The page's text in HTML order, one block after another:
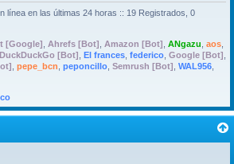
línea en las últimas 24 horas :: 19 Registrados, 0
[Google] Ahrefs [Bot] Amazon [Bot] ANgazu aos
DuckDuckGo [Bot] El frances federico Google [Bot]
pepe_bcn peponcillo Semrush [Bot] WAL956